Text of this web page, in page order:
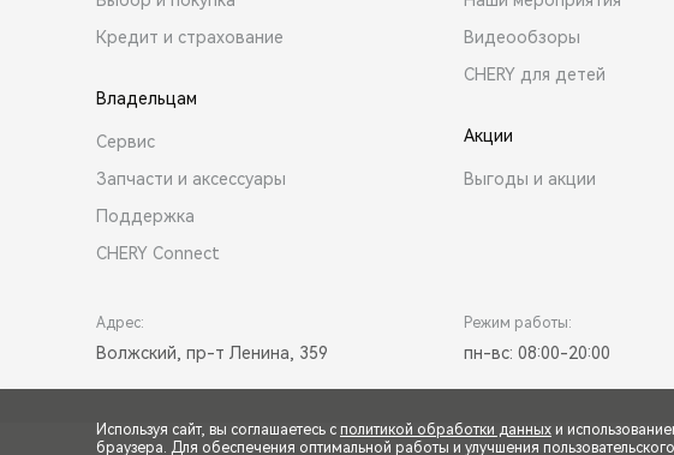
Кредит и страхование
Владельцам
Сервис
Запчасти и аксессуары
Поддержка
CHERY Connect
Видеообзоры
CHERY для детей
Акции
Выгоды и акции
Адрес:
Волжский, пр-т Ленина, 359
Режим работы:
пн-вс: 08:00-20:00
Используя сайт, вы соглашаетесь с политикой обработки данных и
браузера. Для обеспечения оптимальной работы и улучшения